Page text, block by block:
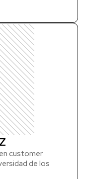
customer
de los